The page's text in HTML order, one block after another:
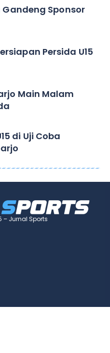
Gandeng Sponsor
Persida U15
Main Malam
di Uji Coba
– Jurnal Sports